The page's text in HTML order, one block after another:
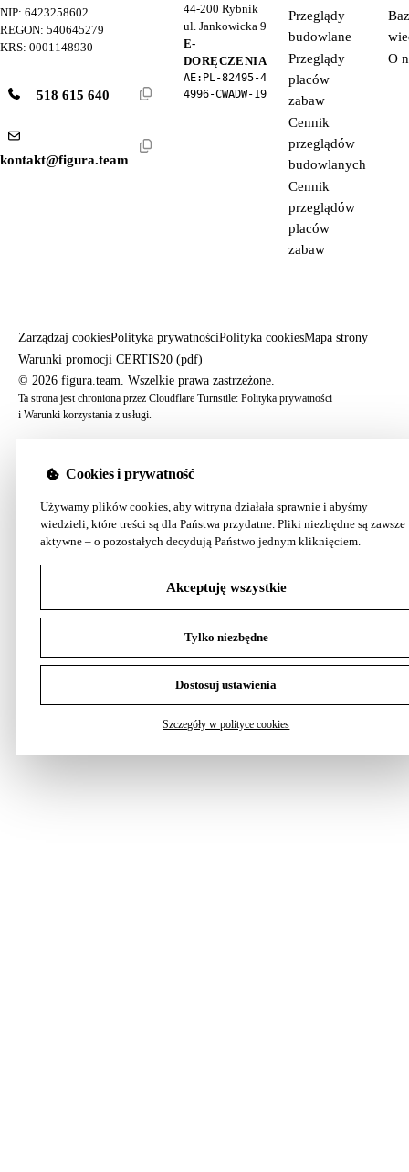
NIP: 6423258602
REGON: 540645279
KRS: 0001148930
518 615 640
kontakt@figura.team
44-200 Rybnik
ul. Jankowicka 9
E-
DORĘCZENIA
AE:PL-82495-4
4996-CWADW-19
Przeglądy
budowlane
Przeglądy
placów
zabaw
Cennik
przeglądów
budowlanych
Cennik
przeglądów
placów
zabaw
O
Zarządzaj cookiesPolityka prywatnościPolityka cookiesMapa strony
Warunki promocji CERTIS20 (pdf)
© 2026 figura.team. Wszelkie prawa zastrzeżone.
Ta strona jest chroniona przez Cloudflare Turnstile: Polityka prywatności
i Warunki korzystania z usługi.
Cookies i prywatność
Używamy plików cookies, aby witryna działała sprawnie i abyśmy
wiedzieli, które treści są dla Państwa przydatne. Pliki niezbędne są zawsze
aktywne – o pozostałych decydują Państwo jednym kliknięciem.
Akceptuję wszystkie
Tylko niezbędne
Dostosuj ustawienia
Szczegóły w polityce cookies